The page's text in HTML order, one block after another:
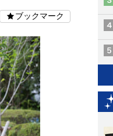
ブックマーク